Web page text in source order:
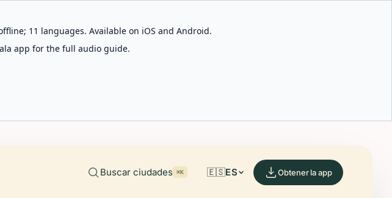
11 languages. Available on iOS and Android.
app for the full audio guide.
Buscar ciudades ⌘K 🇪🇸ES Obtener la app